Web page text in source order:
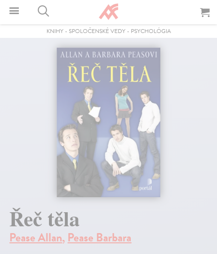
KNIHY- SPOLOČENSKÉ VEDY- PSYCHOLÓGIA
Řeč těla
Pease Allan,Pease Barbara